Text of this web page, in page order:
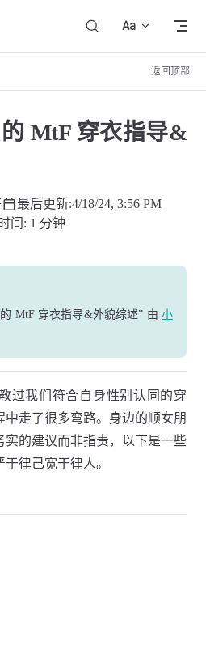
返回顶部
MtF 穿衣指导&
最后更新:4/18/24, 3:56 PM
间: 1 分钟
MtF 穿衣指导&外貌综述” 由小
过我们符合自身性别认同的穿
走了很多弯路。身边的顺女朋
实的建议而非指责，以下是一些
律己宽于律人。